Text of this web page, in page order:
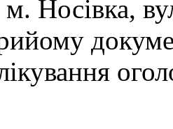
Носівка,